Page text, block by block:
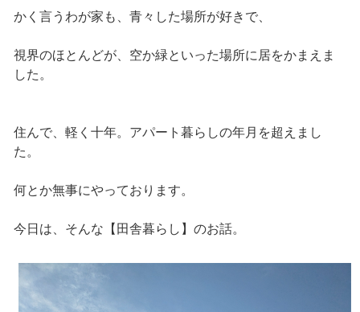
かく言うわが家も、青々した場所が好きで、
視界のほとんどが、空か緑といった場所に居をかまえま
した。
住んで、軽く十年。アパート暮らしの年月を超えまし
た。
何とか無事にやっております。
今日は、そんな【田舎暮らし】のお話。